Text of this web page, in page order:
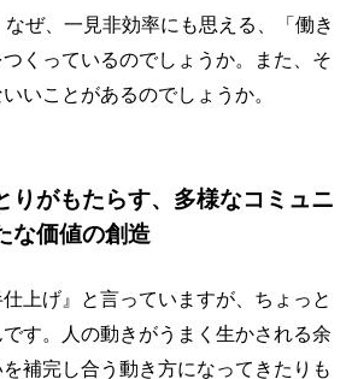
ぜ、一見非効率にも思える、「働き
くっているのでしょうか。また、そ
いことがあるのでしょうか。
りがもたらす、多様なコミュニ
な価値の創造
仕上げ』と言っていますが、ちょっと
す。人の動きがうまく生かされる余
補完し合う動き方になってきたりも